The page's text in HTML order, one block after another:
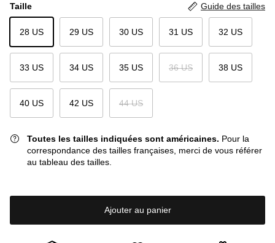
Taille Guide des tailles
28 US 29 US 30 US 31 US 32 US
33 US 34 US 35 US 36 US 38 US
40 US 42 US 44 US
Toutes les tailles indiquées sont américaines. Pour la
correspondance des tailles françaises, merci de vous référer
au tableau des tailles.
Ajouter au panier